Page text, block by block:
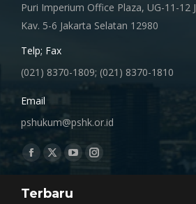
Puri Imperium Office Plaza, UG-11-12
Kav. 5-6 Jakarta Selatan 12980
Telp; Fax
(021) 8370-1809; (021) 8370-1810
Email
pshukum@pshk.or.id
Find us on:
Facebook
opens
X
opens
YouTube
opens
Instagram
Terbaru